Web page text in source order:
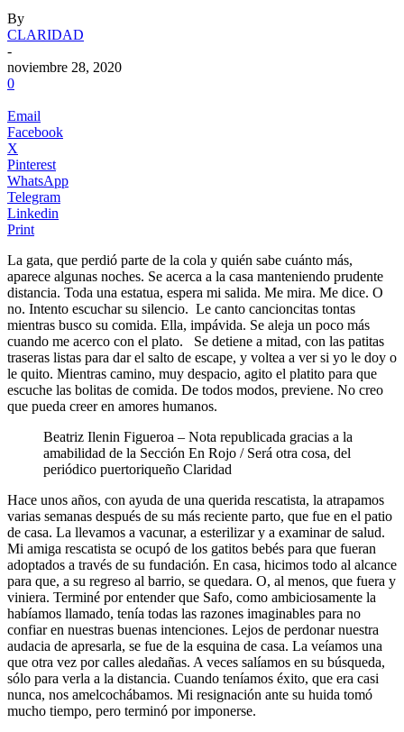
By
CLARIDAD
-
noviembre 28, 2020
0
Email
Facebook
X
Pinterest
WhatsApp
Telegram
Linkedin
Print
La gata, que perdió parte de la cola y quién sabe cuánto más,
aparece algunas noches. Se acerca a la casa manteniendo prudente
distancia. Toda una estatua, espera mi salida. Me mira. Me dice. O
no. Intento escuchar su silencio. Le canto cancioncitas tontas
mientras busco su comida. Ella, impávida. Se aleja un poco más
cuando me acerco con el plato.
Se detiene a mitad, con las patitas
traseras listas para dar el salto de escape, y voltea a ver si yo le doy o
le quito. Mientras camino, muy despacio, agito el platito para que
escuche las bolitas de comida. De todos modos, previene. No creo
que pueda creer en amores humanos.
Beatriz Ilenin Figueroa – Nota republicada gracias a la
amabilidad de la Sección En Rojo / Será otra cosa, del
periódico puertoriqueño Claridad
Hace unos años, con ayuda de una querida rescatista, la atrapamos
varias semanas después de su más reciente parto, que fue en el patio
de casa. La llevamos a vacunar, a esterilizar y a examinar de salud.
Mi amiga rescatista se ocupó de los gatitos bebés para que fueran
adoptados a través de su fundación. En casa, hicimos todo al alcance
para que, a su regreso al barrio, se quedara. O, al menos, que fuera y
viniera. Terminé por entender que Safo, como ambiciosamente la
habíamos llamado, tenía todas las razones imaginables para no
confiar en nuestras buenas intenciones. Lejos de perdonar nuestra
audacia de apresarla, se fue de la esquina de casa. La veíamos una
que otra vez por calles aledañas. A veces salíamos en su búsqueda,
sólo para verla a la distancia. Cuando teníamos éxito, que era casi
nunca, nos amelcochábamos. Mi resignación ante su huida tomó
mucho tiempo, pero terminó por imponerse.